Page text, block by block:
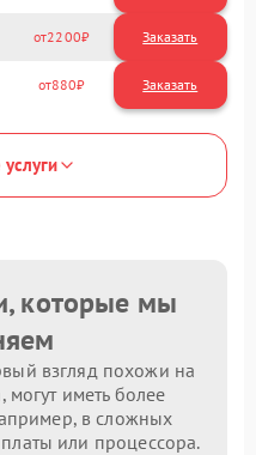
2200
880
услуги
которые мы
взгляд похожи на
могут иметь более
в сложных
или процессора.